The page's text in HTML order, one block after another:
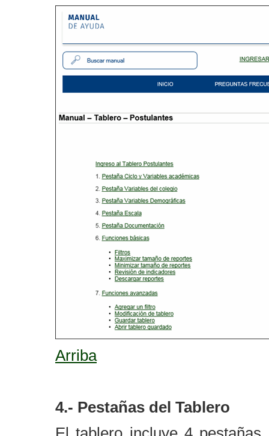
Arriba
4.- Pestañas del Tablero